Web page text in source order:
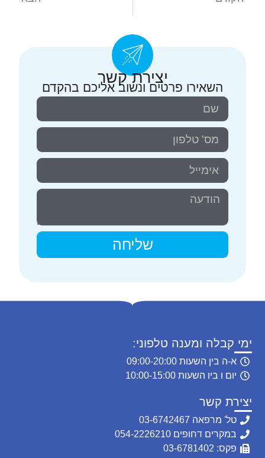
יצירת קשר
השאירו פרטים ונשוב אליכם בהקדם
שליחה
יצירת קשר
טל' מרפאה 03-6742467
במקרים דחופים 054-2226210
פקס: 03-6781402
ימי קבלה ומענה טלפוני:
א-ה בין השעות 09:00-20:00
יום ו ביו השעות 10:00-15:00